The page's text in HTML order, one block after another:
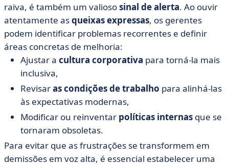
raiva, é também um valiososinal de alerta. Ao ouvir
atentamente asqueixas expressas, os gerentes
podem identificar problemas recorrentes e definir
áreas concretas de melhoria:
Ajustar a cultura corporativa para torná-la mais
inclusiva,
Revisaras condições de trabalho para alinhá-las
às expectativas modernas,
Modificar ou reinventar políticas internas que se
tornaram obsoletas.
Para evitar que as frustrações se transformem em
demissões em voz alta, é essencial estabelecer uma